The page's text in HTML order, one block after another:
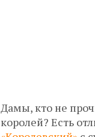
Дамы, кто не
королей? Есть